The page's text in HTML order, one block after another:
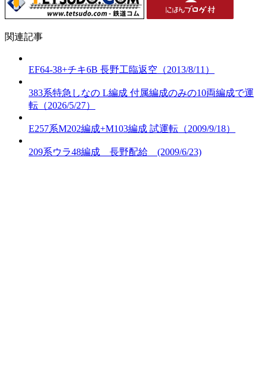
関連記事
EF64-38+チキ6B 長野工臨返空（2013/8/11）
383系特急しなの L編成 付属編成のみの10両編成で運
転（2026/5/27）
E257系M202編成+M103編成 試運転（2009/9/18）
209系ウラ48編成 長野配給 (2009/6/23)